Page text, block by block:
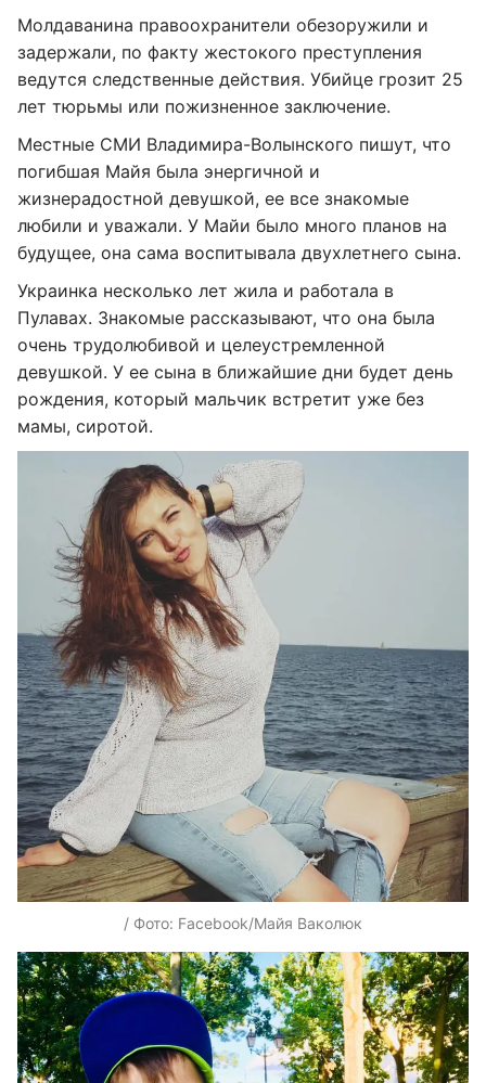
Молдаванина правоохранители обезоружили и
задержали, по факту жестокого преступления
ведутся следственные действия. Убийце грозит 25
лет тюрьмы или пожизненное заключение.
Местные СМИ Владимира-Волынского пишут, что
погибшая Майя была энергичной и
жизнерадостной девушкой, ее все знакомые
любили и уважали. У Майи было много планов на
будущее, она сама воспитывала двухлетнего сына.
Украинка несколько лет жила и работала в
Пулавах. Знакомые рассказывают, что она была
очень трудолюбивой и целеустремленной
девушкой. У ее сына в ближайшие дни будет день
рождения, который мальчик встретит уже без
мамы, сиротой.
/ Фото: Facebook/Майя Ваколюк